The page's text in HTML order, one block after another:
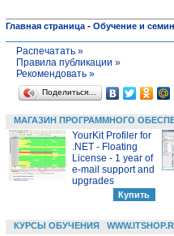
Главная страница - Обучение и
Распечатать »
Правила публикации »
Рекомендовать »
Поделиться…
МАГАЗИН ПРОГРАММНОГО
YourKit Profiler for
.NET - Floating
License - 1 year of
e-mail support and
upgrades
КУРСЫ ОБУЧЕНИЯ